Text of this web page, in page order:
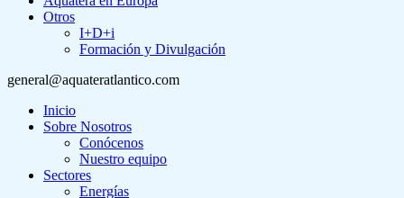
Otros
I+D+i
Formación y Divulgación
general@aquateratlantico.com
Inicio
Sobre Nosotros
Conócenos
Nuestro equipo
Sectores
Energías